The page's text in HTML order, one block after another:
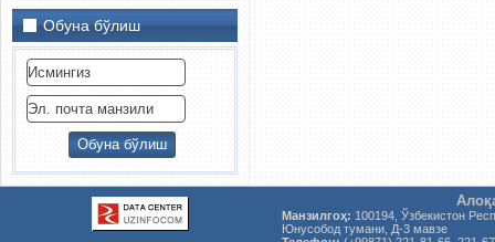
Обуна бўлиш
Манзилгоҳ: 100194, Ўзбекистон
Юнусобод тумани, Д-3 мавзе